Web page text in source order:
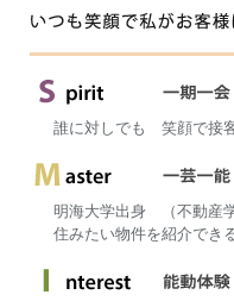
誰に対しでも 笑顔で接客
明海大学出身 （不動産学
住みたい物件を紹介でき